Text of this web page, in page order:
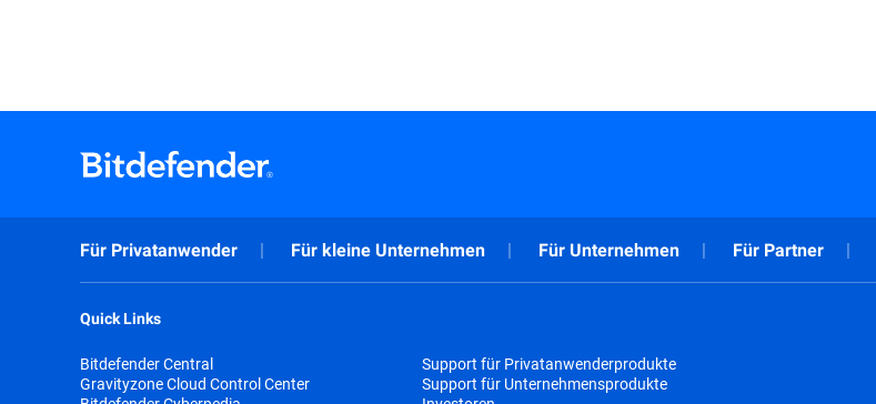
Für Privatanwender Für kleine Unternehmen Für Unternehmen Für Partner
Quick Links
Bitdefender Central
Gravityzone Cloud Control Center
Support für Privatanwenderprodukte
Support für Unternehmensprodukte